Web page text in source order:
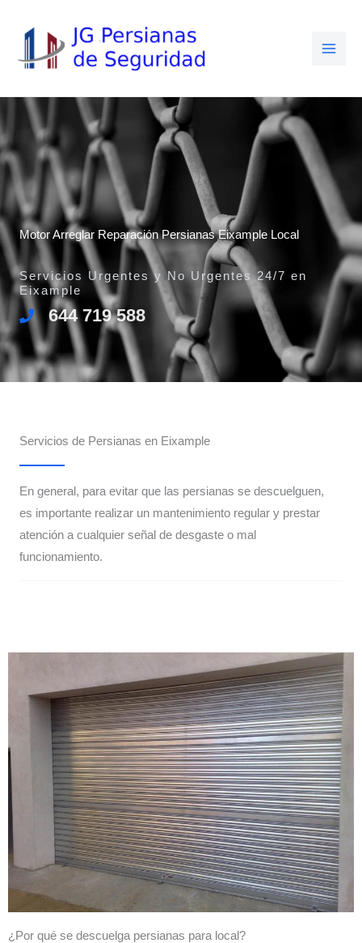
contenido
Motor Arreglar Reparación Persianas Eixample Local
Servicios Urgentes y No Urgentes 24/7 en
Eixample
644 719 588
Servicios de Persianas en Eixample
En general, para evitar que las persianas se descuelguen,
es importante realizar un mantenimiento regular y prestar
atención a cualquier señal de desgaste o mal
funcionamiento.
¿Por qué se descuelga persianas para local?